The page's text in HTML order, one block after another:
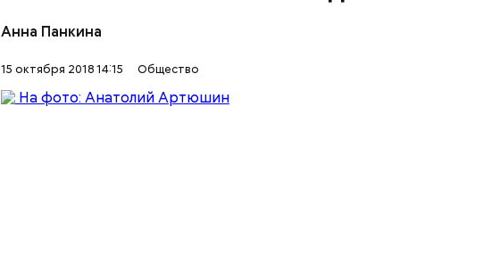
Анна Панкина
15 октября 2018 14:15 Общество